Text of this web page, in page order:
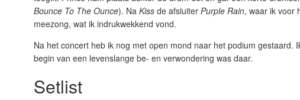
Bounce To The Ounce). Na Kiss de afsluiter Purple Rain, waar ik voor
meezong, wat ik indrukwekkend vond.
Na het concert heb ik nog met open mond naar het podium
begin van een levenslange be- en verwondering was daar.
Setlist